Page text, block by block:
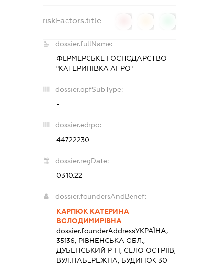
riskFactors.title
dossier.fullName:
ФЕРМЕРСЬКЕ ГОСПОДАРСТВО
"КАТЕРИНІВКА АГРО"
dossier.opfSubType:
-
dossier.edrpo:
44722230
dossier.regDate:
03.10.22
dossier.foundersAndBenef:
КАРПЮК КАТЕРИНА
ВОЛОДИМИРІВНА
dossier.founderAddressУКРАЇНА,
35136, РІВНЕНСЬКА ОБЛ.,
ДУБЕНСЬКИЙ Р-Н, СЕЛО ОСТРІЇВ,
ВУЛ.НАБЕРЕЖНА, БУДИНОК 30